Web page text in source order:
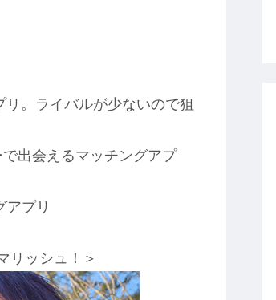
リ。ライバルが少ないので狙
出会えるマッチングアプ
アプリ
リッシュ！＞